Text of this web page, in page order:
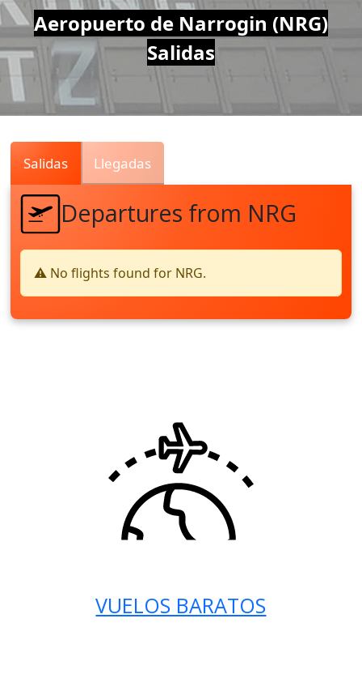
Air
Traffic
Live
Aeropuerto de Narrogin (NRG)
Salidas
Salidas Llegadas
Departures from NRG
⚠️ No flights found for NRG.
VUELOS BARATOS